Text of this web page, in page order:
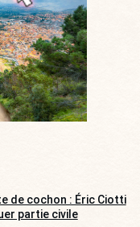
de cochon : Éric Ciotti
partie civile